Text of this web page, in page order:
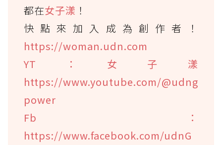
都在女子漾 ！
快點來加入成為創作者！
https://woman.udn.com
YT：女子漾
https://www.youtube.com/@udng
power
Fb：
https://www.facebook.com/udnG